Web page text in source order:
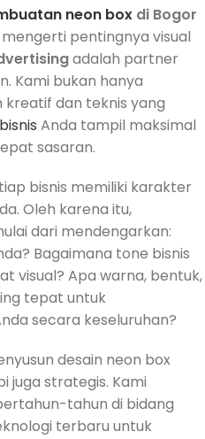
neon box di Bogor
pentingnya visual
adalah partner
Kami bukan hanya
dan teknis yang
bisnis Anda tampil maksimal
sasaran.
bisnis memiliki karakter
Oleh karena itu,
dari mendengarkan:
Bagaimana tone bisnis
visual? Apa warna, bentuk,
tepat untuk
secara keseluruhan?
desain neon box
juga strategis. Kami
tahun di bidang
terbaru untuk